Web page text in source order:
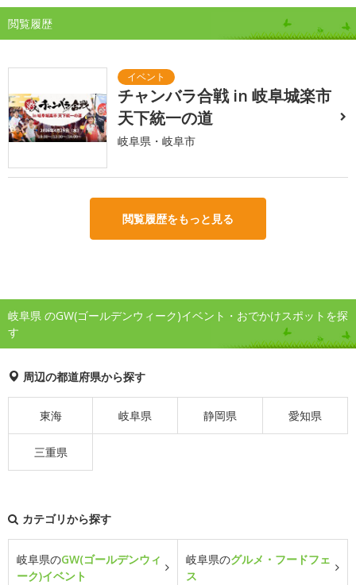
閲覧履歴
チャンバラ合戦 in 岐阜城楽市
天下統一の道
岐阜県・岐阜市
閲覧履歴をもっと見る
岐阜県 のGW(ゴールデンウィーク)イベント・おでかけスポットを探
す
周辺の都道府県から探す
東海 岐阜県 静岡県 愛知県
三重県
カテゴリから探す
岐阜県のGW(ゴールデンウィ
ーク)イベント
岐阜県のグルメ・フードフェ
ス